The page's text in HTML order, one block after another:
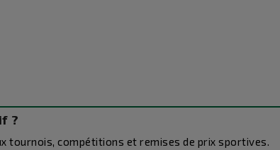
?
tournois, compétitions et remises de prix sportives.